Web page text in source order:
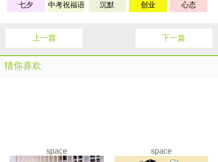
七夕 中考祝福语 沉默 创业 心态
上一篇 下一篇
猜你喜欢
space space